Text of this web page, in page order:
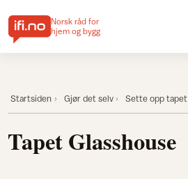
Norsk råd for
hjem og bygg
Startsiden Gjør det selv Sette opp tapet
Tapet Glasshouse